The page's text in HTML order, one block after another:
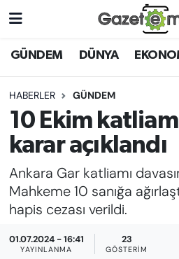
GÜNDEM DÜNYA
HABERLER GÜNDEM
10 Ekim
karar açıklandı
Ankara Gar katliamı
Mahkeme 10 sanığa
hapis cezası verildi.
01.07.2024 - 16:41
YAYINLANMA
23
GÖSTERIM
DÜNYA
EKONOMİ
EMEK HABERLERİ
YENİ MEDYADA EMEK
GAZETECİLİĞİNİ
FAYDALI BİLGİLER
GÜNDEM
Nöbetçi Eczaneler
Hava Durumu
İstanbul Namaz Vakitleri
Trafik Durumu
Süper Lig Puan Durumu
Tüm Manşetler